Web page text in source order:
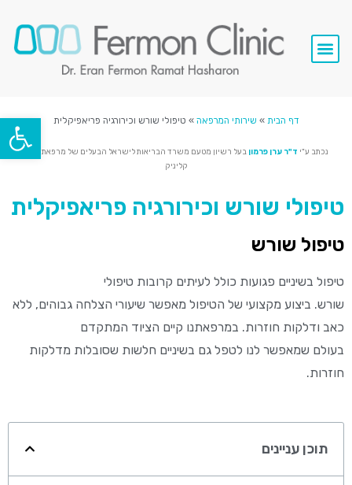
דף הבית » שירותי המרפאה » טיפולי שורש וכירורגיה פריאפיקלית
נכתב ע"י ד"ר ערן פרמון בעל רשיון מטעם משרד הבריאות לישראל הבעלים של מרפאת מאלו
קליניק
טיפולי שורש וכירורגיה פריאפיקלית
טיפול שורש
טיפול בשיניים פגועות כולל לעיתים קרובות טיפולי
שורש. ביצוע מקצועי של הטיפול מאפשר שיעורי הצלחה גבוהים, ללא
כאב ודלקות חוזרות. במרפאתנו קיים הציוד המתקדם
בעולם שמאפשר לנו לטפל גם בשיניים חלשות שסובלות מדלקות
חוזרות.
תוכן עניינים
פתח